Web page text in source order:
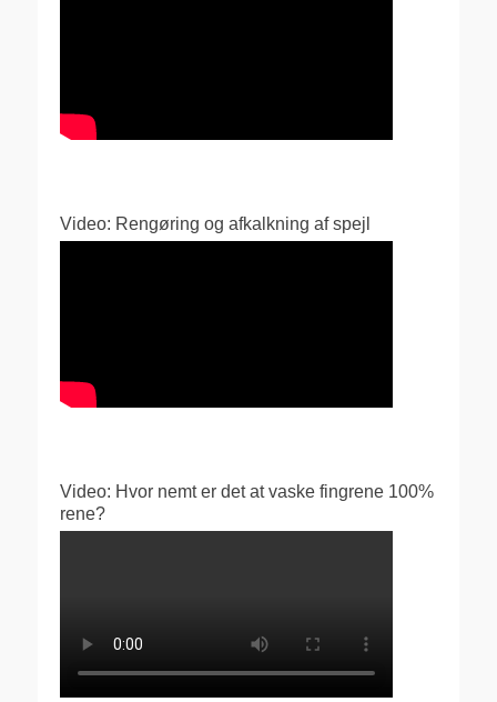
Video: Rengøring og afkalkning af spejl
Video: Hvor nemt er det at vaske fingrene 100%
rene?